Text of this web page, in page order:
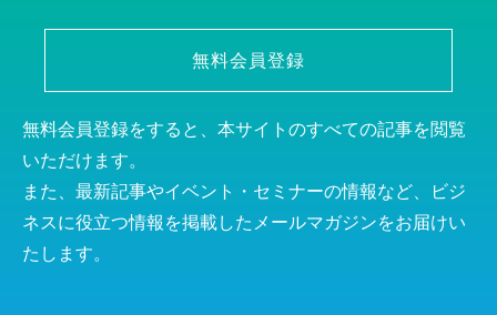
無料会員登録
無料会員登録をすると、本サイトのすべての記事を閲覧
いただけます。
また、最新記事やイベント・セミナーの情報など、ビジ
ネスに役立つ情報を掲載したメールマガジンをお届けい
たします。